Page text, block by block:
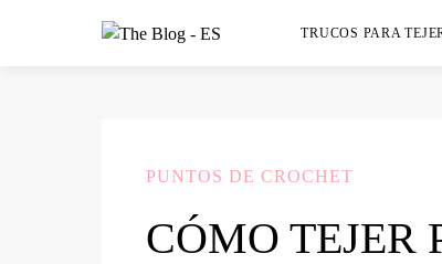
TRUCOS PARA
PUNTOS DE CROCHET
CÓMO TEJER